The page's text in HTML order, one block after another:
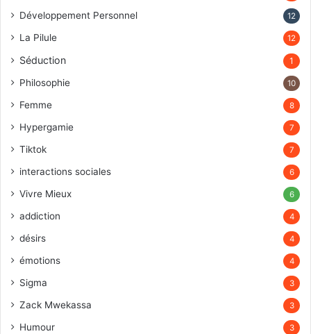
Développement Personnel 12
La Pilule 12
Séduction 1
Philosophie 10
Femme 8
Hypergamie 7
Tiktok 7
interactions sociales 6
Vivre Mieux 6
addiction 4
désirs 4
émotions 4
Sigma 3
Zack Mwekassa 3
Humour 3